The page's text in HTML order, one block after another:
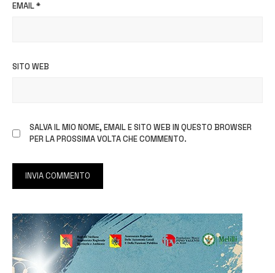
EMAIL*
SITO WEB
SALVA IL MIO NOME, EMAIL E SITO WEB IN QUESTO BROWSER
PER LA PROSSIMA VOLTA CHE COMMENTO.